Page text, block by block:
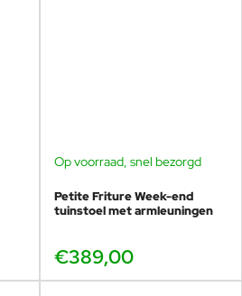
Op voorraad, snel bezorgd
Petite Friture Week-end
tuinstoel met armleuningen
€389,00